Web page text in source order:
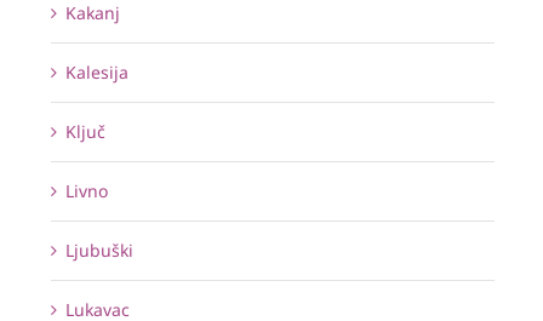
Kakanj
Kalesija
Ključ
Livno
Ljubuški
Lukavac